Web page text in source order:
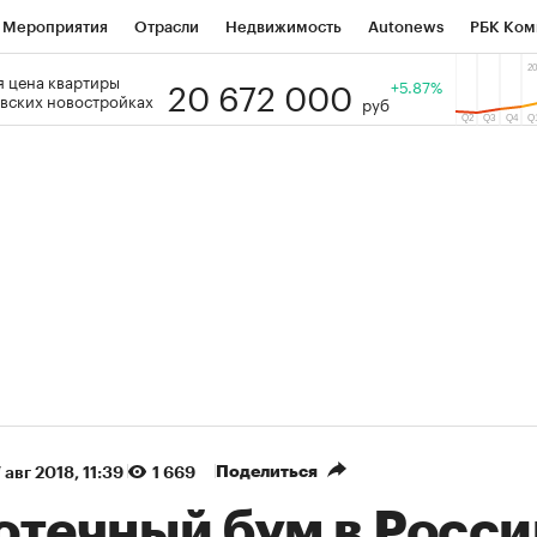
Мероприятия Отрасли Недвижимость Autonews РБК
РБК Образование Тренды
цена квартиры
новостройках
20 672 000 руб
+5.87%
авг 2018, 11:39 1 669 Поделиться